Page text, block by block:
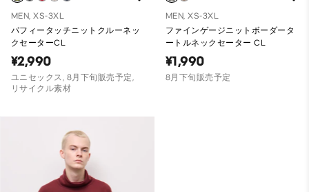
MEN, XS-3XL
パフィータッチニットクルーネッ
クセーターCL
¥2,990
ユニセックス, 8月下旬販売予定,
リサイクル素材
MEN, XS-3XL
ファインゲージニットボーダータ
ートルネックセーター CL
¥1,990
8月下旬販売予定